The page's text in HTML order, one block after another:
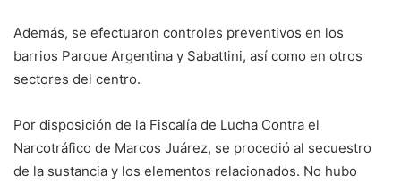
Además, se efectuaron controles preventivos en los
barrios Parque Argentina y Sabattini, así como en otros
sectores del centro.
Por disposición de la Fiscalía de Lucha Contra el
Narcotráfico de Marcos Juárez, se procedió al secuestro
de la sustancia y los elementos relacionados. No hubo